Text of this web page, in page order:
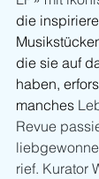
die
die sie auf
haben,
manches
Revue
rief. Kurator